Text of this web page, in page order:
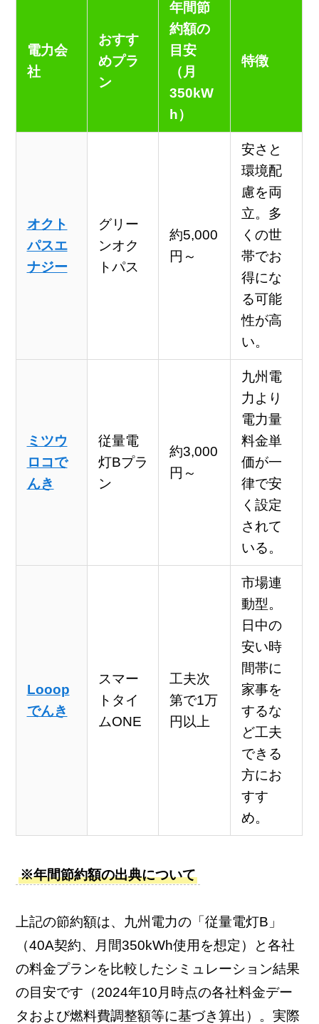
電力会
社
おすす
めプラ
ン
年間節
約額の
目安
（月
350kW
h）
特徴
オクト
パスエ
ナジー
グリー
ンオク
トパス
約5,000
円～
安さと
環境配
慮を両
立。多
くの世
帯でお
得にな
る可能
性が高
い。
ミツウ
ロコで
んき
従量電
灯Bプラ
ン
約3,000
円～
九州電
力より
電力量
料金単
価が一
律で安
く設定
されて
いる。
Looop
でんき
スマー
トタイ
ムONE
工夫次
第で1万
円以上
市場連
動型。
日中の
安い時
間帯に
家事を
するな
ど工夫
できる
方にお
すす
め。
※年間節約額の出典について
上記の節約額は、九州電力の「従量電灯B」
（40A契約、月間350kWh使用を想定）と各社
の料金プランを比較したシミュレーション結果
の目安です（2024年10月時点の各社料金デー
タおよび燃料費調整額等に基づき算出）。実際